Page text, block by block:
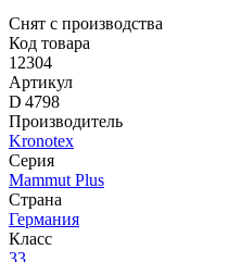
Снят с производства
Код товара
12304
Артикул
D 4798
Производитель
Kronotex
Серия
Mammut Plus
Страна
Германия
Класс
33